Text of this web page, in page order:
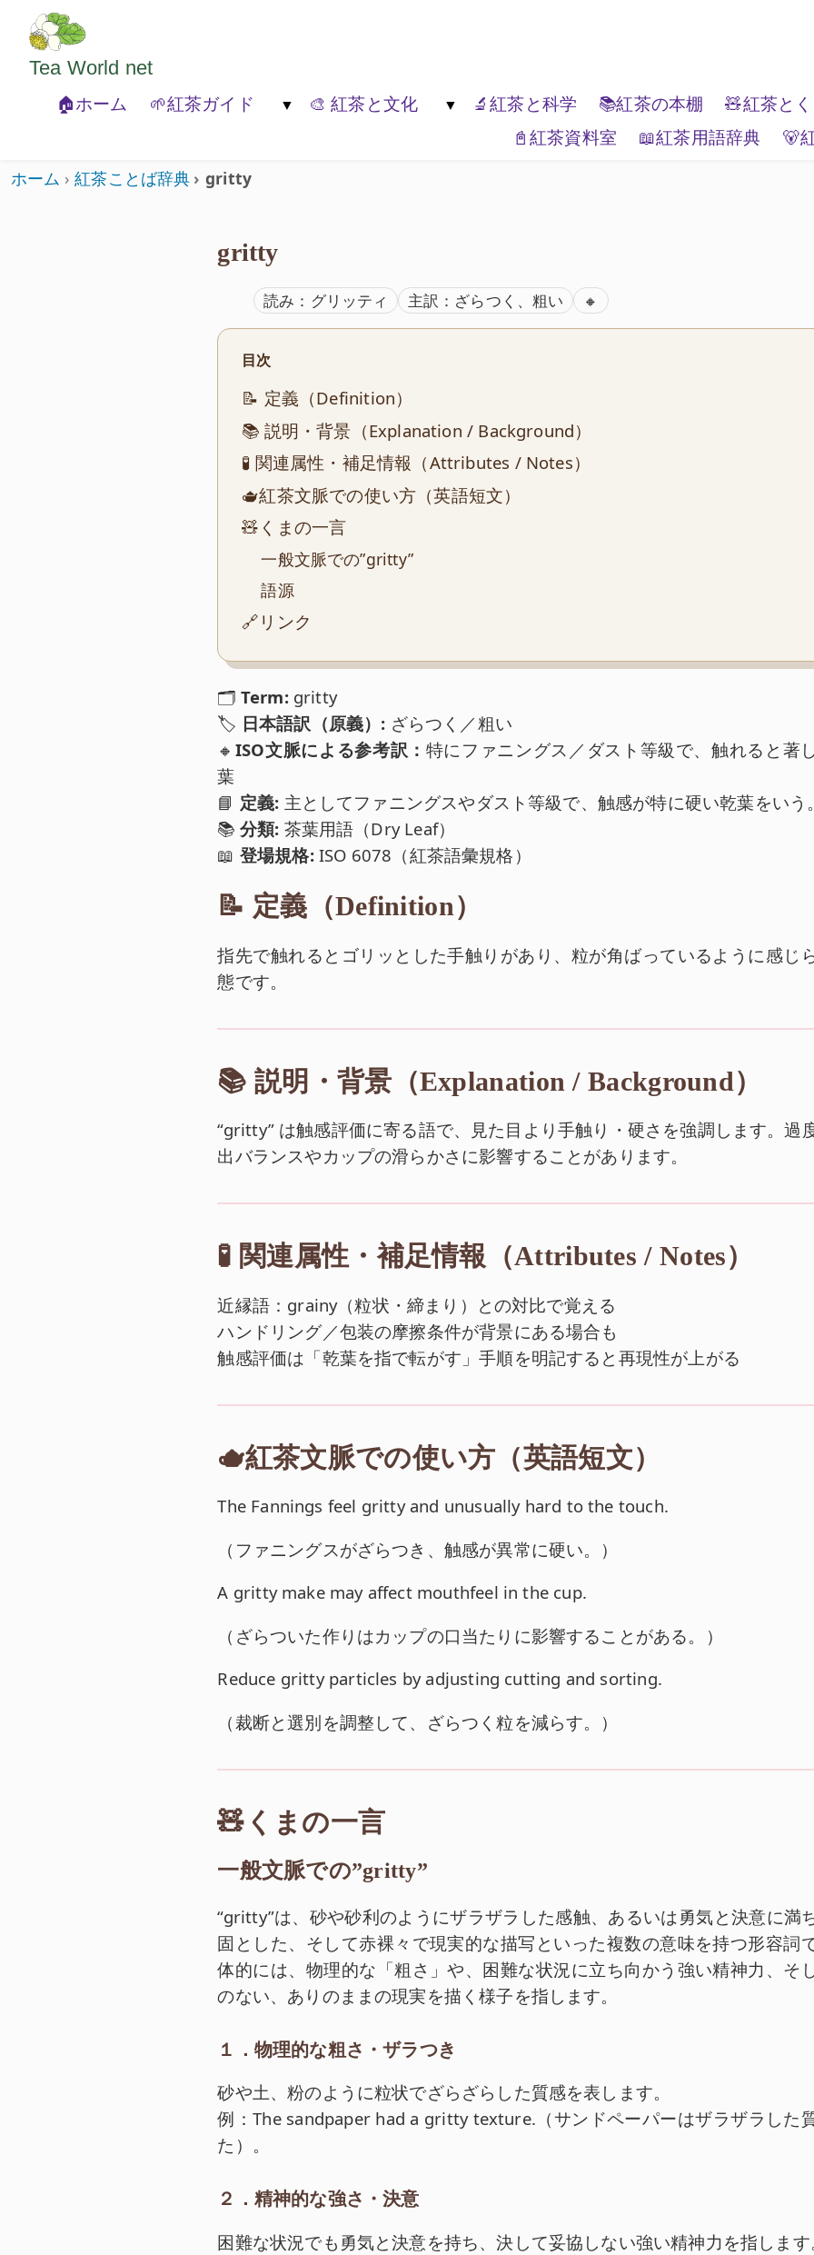
ようこそいらっしゃいました。どうぞごゆっくり楽しんでください。
Tea World net
🏠ホーム
🌱紅茶ガイド
🏔️エリアティー 📦ティーブランド
🎨 紅茶と文化
🎭紅茶と表現 🌏紅茶と世界 🗺️紅茶と地
🔬紅茶と科学 📚紅茶の本棚 🧸紅茶とく
📓紅茶資料室
📖紅茶用語辞典 🐻
ホーム 紅茶ことば辞典 gritty
gritty
読み：グリッティ 主訳：ざらつく、粗い 🔸 ISO準拠
目次
📝 定義（Definition）
📚 説明・背景（Explanation / Background）
🧪 関連属性・補足情報（Attributes / Notes）
🫖紅茶文脈での使い方（英語短文）
🧸くまの一言
一般文脈での”gritty”
語源
🔗リンク
🗂️ Term: gritty
🏷️ 日本語訳（原義）: ざらつく／粗い
🔸ISO文脈による参考訳： 特にファニングス／ダスト等級で、触れると著
葉
📘 定義: 主としてファニングスやダスト等級で、触感が特に硬い乾葉をいう。
📚 分類: 茶葉用語（Dry Leaf）
📖 登場規格:ISO 6078（紅茶語彙規格）
📝 定義（Definition）
指先で触れるとゴリッとした手触りがあり、粒が角ばっているように感じ
態です。
📚 説明・背景（Explanation / Background）
“gritty” は触感評価に寄る語で、見た目より手触り・硬さを強調します。過
出バランスやカップの滑らかさに影響することがあります。
🧪 関連属性・補足情報（Attributes / Notes）
近縁語：grainy（粒状・締まり）との対比で覚える
ハンドリング／包装の摩擦条件が背景にある場合も
触感評価は「乾葉を指で転がす」手順を明記すると再現性が上がる
🫖紅茶文脈での使い方（英語短文）
英文:
The Fannings feel gritty and unusually hard to the touch.
和訳:
（ ファニングスがざらつき、触感が異常に硬い。
）
英文:
A gritty make may affect mouthfeel in the cup.
和訳:
（ ざらついた作りはカップの口当たりに影響することがある。
）
英文:
Reduce gritty particles by adjusting cutting and sorting.
和訳:
（ 裁断と選別を調整して、ざらつく粒を減らす。 ）
🧸くまの一言
一般文脈での”gritty”
“gritty”は、砂や砂利のようにザラザラした感触、あるいは勇気と決意に満
固とした、そして赤裸々で現実的な描写といった複数の意味を持つ形容詞
体的には、物理的な「粗さ」や、困難な状況に立ち向かう強い精神力、そ
のない、ありのままの現実を描く様子を指します。
１．物理的な粗さ・ザラつき
砂や土、粉のように粒状でざらざらした質感を表します。
例：The sandpaper had a gritty texture.（サンドペーパーはザラザラした
た）。
２．精神的な強さ・決意
困難な状況でも勇気と決意を持ち、決して妥協しない強い精神力を指します